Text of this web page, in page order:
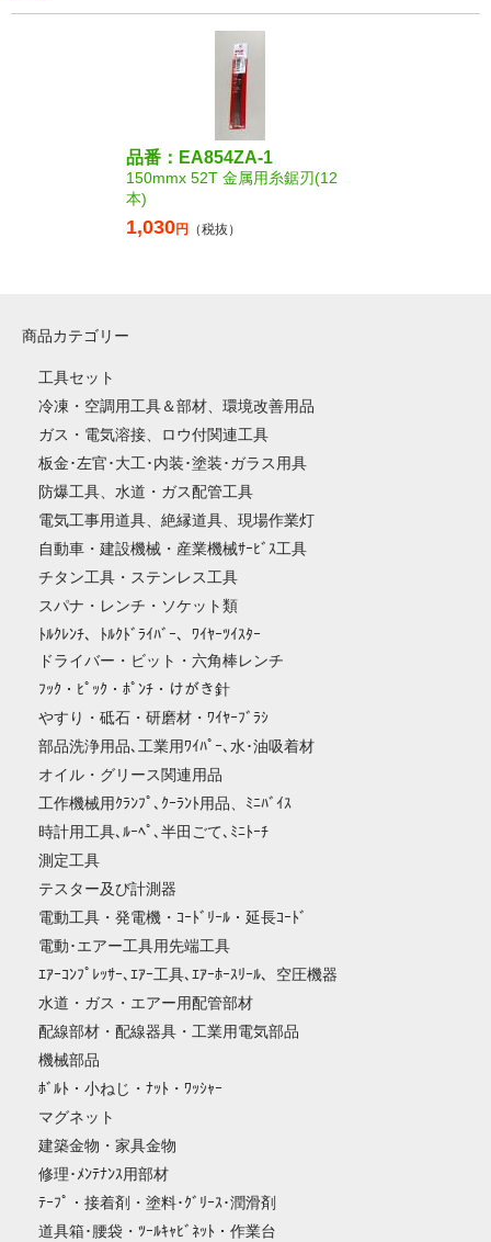
品番：EA854ZA-1
150mmx 52T 金属用糸鋸刃(12
本)
1,030円 （税抜）
商品カテゴリー
工具セット
冷凍・空調用工具＆部材、環境改善用品
ガス・電気溶接、ロウ付関連工具
板金･左官･大工･内装･塗装･ガラス用具
防爆工具、水道・ガス配管工具
電気工事用道具、絶縁道具、現場作業灯
自動車・建設機械・産業機械ｻｰﾋﾞｽ工具
チタン工具・ステンレス工具
スパナ・レンチ・ソケット類
ﾄﾙｸﾚﾝﾁ、ﾄﾙｸﾄﾞﾗｲﾊﾞｰ、ﾜｲﾔｰﾂｲｽﾀｰ
ドライバー・ビット・六角棒レンチ
ﾌｯｸ・ﾋﾟｯｸ・ﾎﾟﾝﾁ・けがき針
やすり・砥石・研磨材・ﾜｲﾔｰﾌﾞﾗｼ
部品洗浄用品､工業用ﾜｲﾊﾟｰ､水･油吸着材
オイル・グリース関連用品
工作機械用ｸﾗﾝﾌﾟ､ｸｰﾗﾝﾄ用品、ﾐﾆﾊﾞｲｽ
時計用工具､ﾙｰﾍﾟ､半田ごて､ﾐﾆﾄｰﾁ
測定工具
テスター及び計測器
電動工具・発電機・ｺｰﾄﾞﾘｰﾙ・延長ｺｰﾄﾞ
電動･エアー工具用先端工具
ｴｱｰｺﾝﾌﾟﾚｯｻｰ､ｴｱｰ工具､ｴｱｰﾎｰｽﾘｰﾙ、空圧機器
水道・ガス・エアー用配管部材
配線部材・配線器具・工業用電気部品
機械部品
ﾎﾞﾙﾄ・小ねじ・ﾅｯﾄ・ﾜｯｼｬｰ
マグネット
建築金物・家具金物
修理･ﾒﾝﾃﾅﾝｽ用部材
ﾃｰﾌﾟ・接着剤・塗料･ｸﾞﾘｰｽ･潤滑剤
道具箱･腰袋・ﾂｰﾙｷｬﾋﾞﾈｯﾄ・作業台